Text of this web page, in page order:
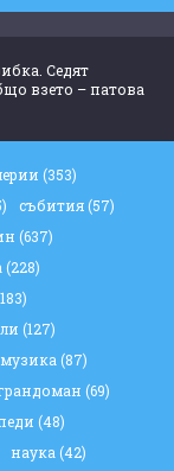
Седят
взето – патова
(353)
събития(57)
(637)
(228)
(127)
музика (87)
(69)
(48)
наука (42)